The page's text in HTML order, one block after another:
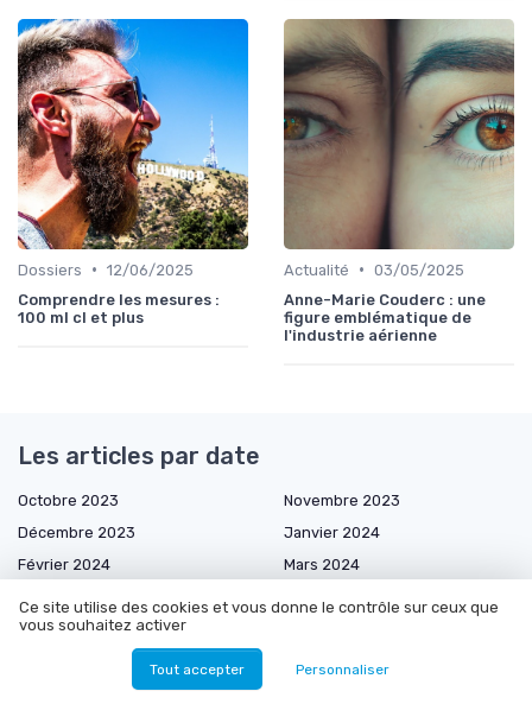
Dossiers • 12/06/2025
Comprendre les mesures :
100 ml cl et plus
Actualité • 03/05/2025
Anne-Marie Couderc : une
figure emblématique de
l'industrie aérienne
Les articles par date
Octobre 2023
Novembre 2023
Décembre 2023
Janvier 2024
Février 2024
Mars 2024
Novembre 2024
Ce site utilise des cookies et vous donne le contrôle sur ceux que
vous souhaitez activer
Tout accepter Personnaliser